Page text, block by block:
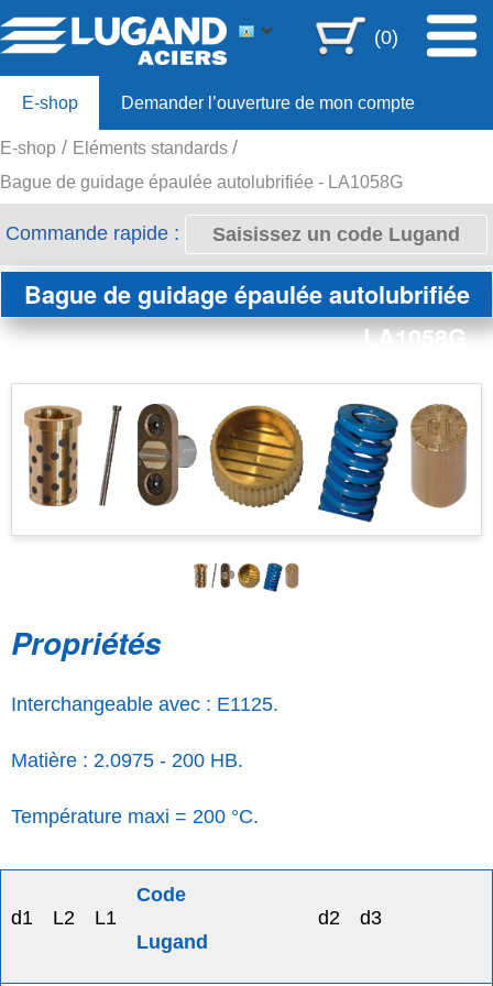
(0)
E-shop Demander l’ouverture de mon compte
Offre 80ans
E-shop
Eléments standards
Bague de guidage épaulée autolubrifiée - LA1058G
Commande rapide :
Bague de guidage épaulée autolubrifiée
LA1058G
Propriétés
Interchangeable avec : E1125.
Matière : 2.0975 - 200 HB.
Température maxi = 200 °C.
d1 L2 L1
Code
Lugand
d2 d3